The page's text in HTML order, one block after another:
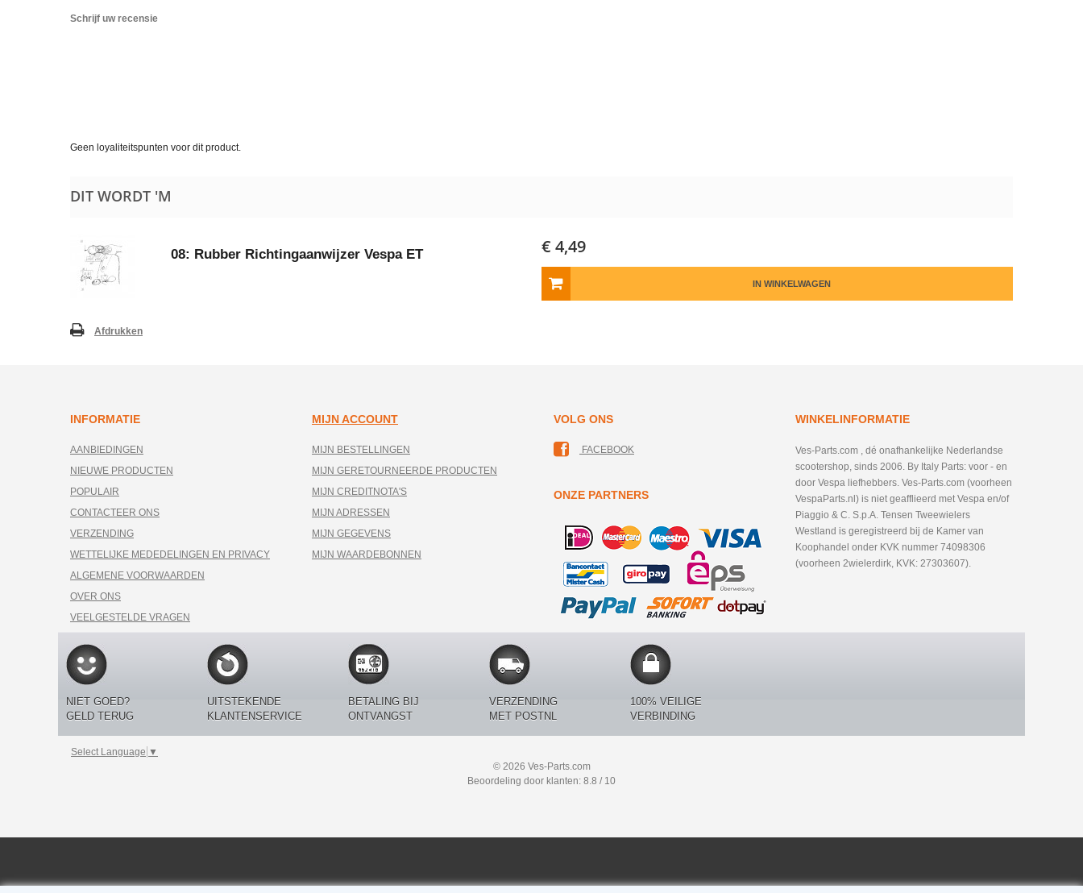
Schrijf uw recensie
Geen loyaliteitspunten voor dit product.
DIT WORDT 'M
08: Rubber Richtingaanwijzer Vespa ET € 4,49
IN WINKELWAGEN
Afdrukken
INFORMATIE
AANBIEDINGEN
NIEUWE PRODUCTEN
POPULAIR
CONTACTEER ONS
VERZENDING
WETTELIJKE MEDEDELINGEN EN PRIVACY
ALGEMENE VOORWAARDEN
OVER ONS
VEELGESTELDE VRAGEN
MIJN ACCOUNT
MIJN BESTELLINGEN
MIJN GERETOURNEERDE PRODUCTEN
MIJN CREDITNOTA'S
MIJN ADRESSEN
MIJN GEGEVENS
MIJN WAARDEBONNEN
VOLG ONS
FACEBOOK
ONZE PARTNERS
WINKELINFORMATIE
Ves-Parts.com , dé onafhankelijke Nederlandse
scootershop, sinds 2006. By Italy Parts: voor - en
door Vespa liefhebbers. Ves-Parts.com (voorheen
VespaParts.nl) is niet geafflieerd met Vespa en/of
Piaggio & C. S.p.A. Tensen Tweewielers
Westland is geregistreerd bij de Kamer van
Koophandel onder KVK nummer 74098306
(voorheen 2wielerdirk, KVK: 27303607).
NIET GOED?
GELD TERUG
UITSTEKENDE
KLANTENSERVICE
BETALING BIJ
ONTVANGST
VERZENDING
MET POSTNL
100% VEILIGE
VERBINDING
Select Language ▼
© 2026 Ves-Parts.com
Beoordeling door klanten: 8.8 / 10